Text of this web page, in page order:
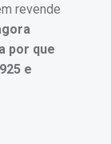
revende
por que
e